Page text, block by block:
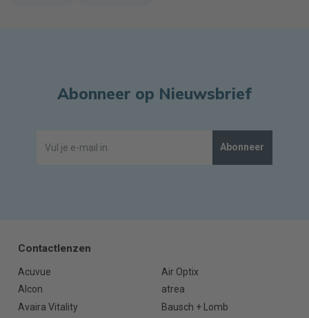
Abonneer op Nieuwsbrief
Abonneer
Contactlenzen
Acuvue
Air Optix
Alcon
atrea
Avaira Vitality
Bausch + Lomb